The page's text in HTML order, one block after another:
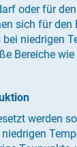
oder für
sich für den
niedrigen
Bereiche
werden